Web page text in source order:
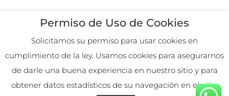
Conectemos enRedes
2026. Remoto desde
Colombia.
Permiso de Uso de Cookies
Solicitamos su permiso para usar cookies en
cumplimiento de la ley. Usamos cookies para asegurarnos
de darle una buena experiencia en nuestro sitio y para
obtener datos estadísticos de su navegación en el sitio.